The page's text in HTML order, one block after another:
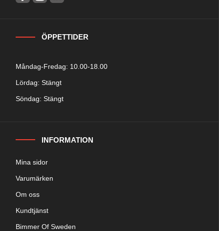
ÖPPETTIDER
Måndag-Fredag: 10.00-18.00
Lördag: Stängt
Söndag: Stängt
INFORMATION
Mina sidor
Varumärken
Om oss
Kundtjänst
Bimmer Of Sweden